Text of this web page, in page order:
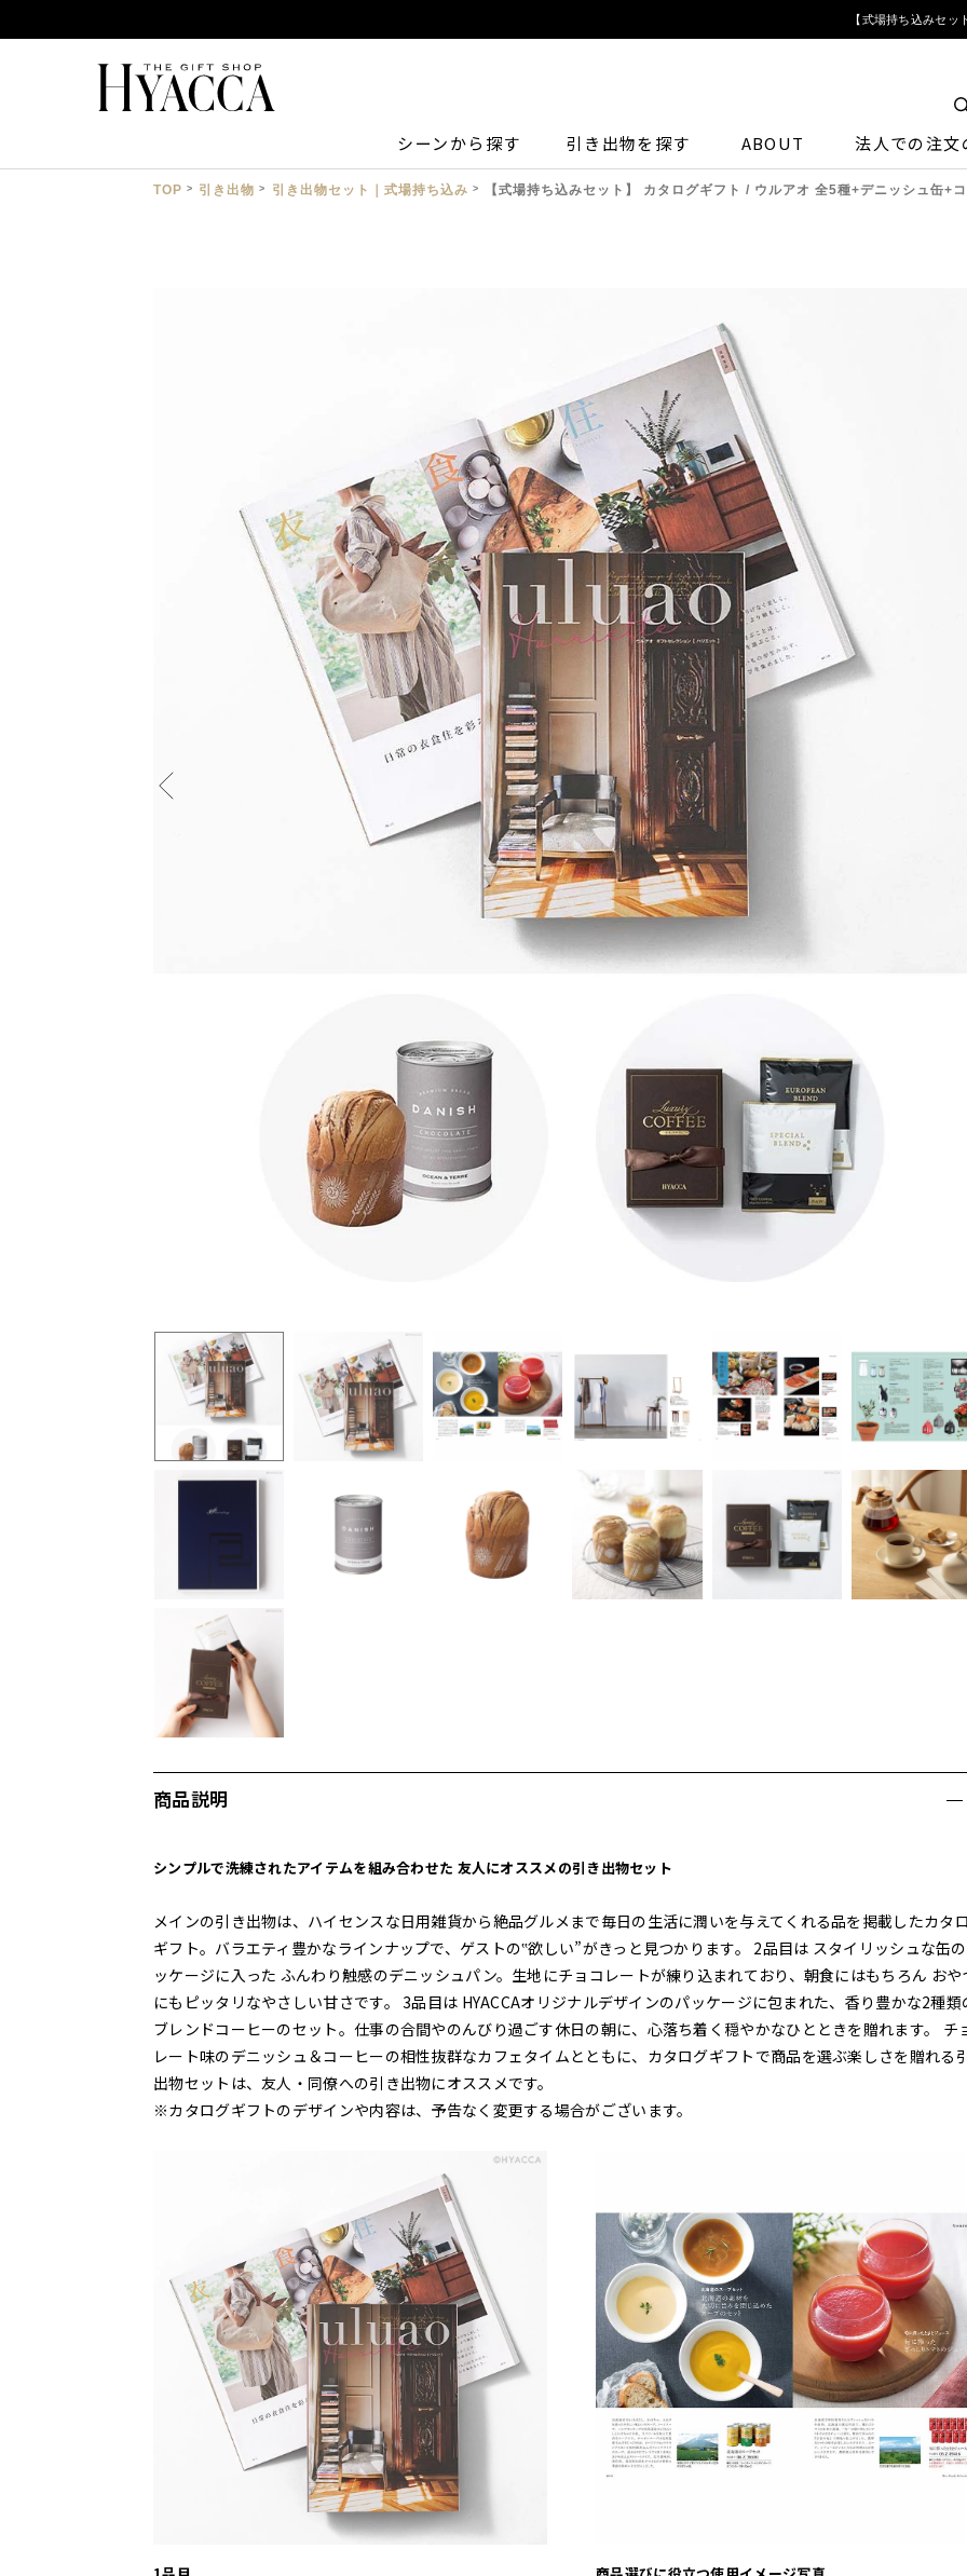
【式場持ち込みセ
シーンから探す 引き出物を探す ABOUT 法人での注文
TOP 引き出物 引き出物セット｜式場持ち込み 【式場持ち込みセット】 カタログギフト / ウルアオ 全5種+デニッシュ缶+
商品説明
シンプルで洗練されたアイテムを組み合わせた 友人にオススメの引き出物セット
メインの引き出物は、ハイセンスな日用雑貨から絶品グルメまで毎日の生活に潤いを与えてくれる品を掲載したカタ
ギフト。バラエティ豊かなラインナップで、ゲストの‟欲しい”がきっと見つかります。 2品目は スタイリッシュな缶
ッケージに入った ふんわり触感のデニッシュパン。生地にチョコレートが練り込まれており、朝食にはもちろん おや
にもピッタリなやさしい甘さです。 3品目は HYACCAオリジナルデザインのパッケージに包まれた、香り豊かな2種類
ブレンドコーヒーのセット。仕事の合間やのんびり過ごす休日の朝に、心落ち着く穏やかなひとときを贈れます。 チ
レート味のデニッシュ＆コーヒーの相性抜群なカフェタイムとともに、カタログギフトで商品を選ぶ楽しさを贈れる
出物セットは、友人・同僚への引き出物にオススメです。
※カタログギフトのデザインや内容は、予告なく変更する場合がございます。